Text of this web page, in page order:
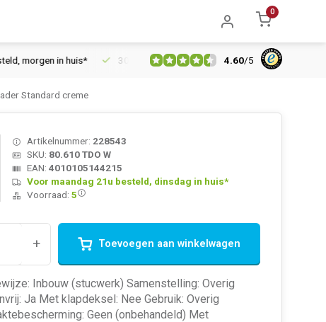
0
in huis* 30 dagen retourrecht Vertrouwd online sinds
4.60/5
Standard creme
Artikelnummer: 228543
SKU: 80.610 TDO W
EAN: 4010105144215
Voor maandag 21u besteld, dinsdag in huis*
Voorraad: 5
+ Toevoegen aan winkelwagen
Inbouw (stucwerk) Samenstelling: Overig
Ja Met klapdeksel: Nee Gebruik: Overig
Geen (onbehandeld) Met